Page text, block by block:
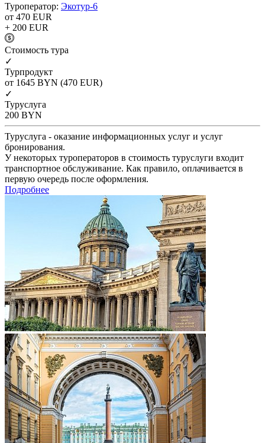
Туроператор: Экотур-6
от 470 EUR
+ 200 EUR
Cтоимость тура
✓
Турпродукт
от 1645 BYN (470 EUR)
✓
Туруслуга
200 BYN
Туруслуга - оказание информационных услуг и услуг
бронирования.
У некоторых туроператоров в стоимость туруслуги входит
транспортное обслуживание. Как правило, оплачивается в
первую очередь после оформления.
Подробнее